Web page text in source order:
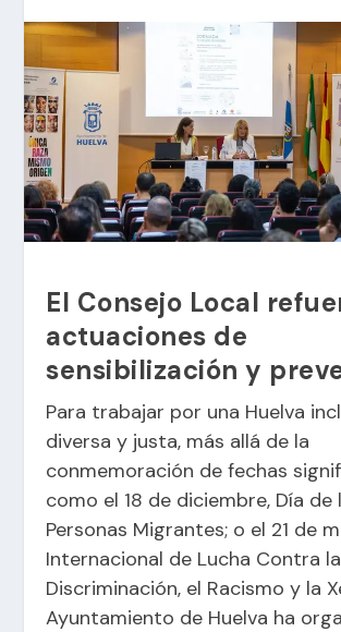
El Consejo Local
actuaciones de
sensibilización y
Para trabajar por una Huelva
diversa y justa, más allá de la
conmemoración de fechas
como el 18 de diciembre, Día de
Personas Migrantes; o el 21 de
Internacional de Lucha Contra la
Discriminación, el Racismo y la
Ayuntamiento de Huelva ha